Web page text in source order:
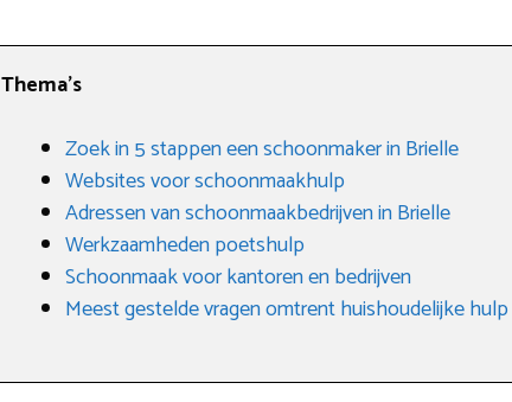
Thema’s
Zoek in 5 stappen een schoonmaker in Brielle
Websites voor schoonmaakhulp
Adressen van schoonmaakbedrijven in Brielle
Werkzaamheden poetshulp
Schoonmaak voor kantoren en bedrijven
Meest gestelde vragen omtrent huishoudelijke hulp